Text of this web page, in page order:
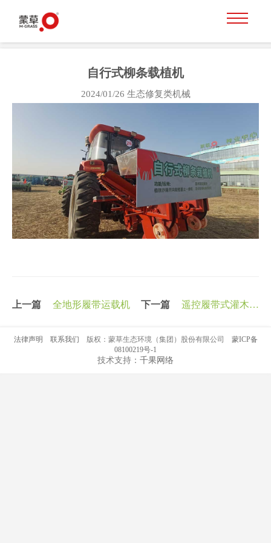
自行式柳条载植机
2024/01/26 生态修复类机械
上一篇 全地形履带运载机 下一篇
遥控履带式灌木收
法律声明 联系我们 版权：蒙草生态环境（集团）股份有限公司 蒙ICP备
08100219号-1
技术支持： 千果网络